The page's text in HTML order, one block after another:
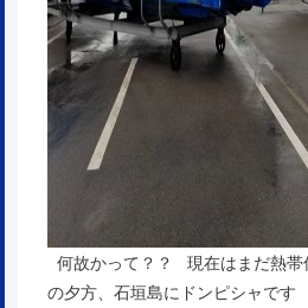
何故かって？？ 現在はまだ熱帯
の夕方、石垣島にドンピシャです